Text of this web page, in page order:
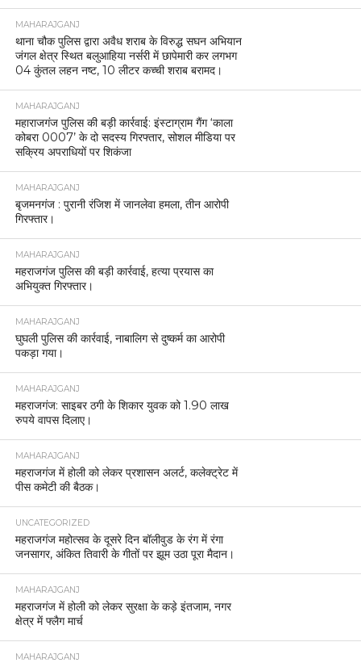
MAHARAJGANJ
थाना चौक पुलिस द्वारा अवैध शराब के विरुद्ध सघन अभियान
जंगल क्षेत्र स्थित बलुआहिया नर्सरी में छापेमारी कर लगभग
04 कुंतल लहन नष्ट, 10 लीटर कच्ची शराब बरामद।
MAHARAJGANJ
महाराजगंज पुलिस की बड़ी कार्रवाई: इंस्टाग्राम गैंग ‘काला
कोबरा 0007’ के दो सदस्य गिरफ्तार, सोशल मीडिया पर
सक्रिय अपराधियों पर शिकंजा
MAHARAJGANJ
बृजमनगंज : पुरानी रंजिश में जानलेवा हमला, तीन आरोपी
गिरफ्तार।
MAHARAJGANJ
महराजगंज पुलिस की बड़ी कार्रवाई, हत्या प्रयास का
अभियुक्त गिरफ्तार।
MAHARAJGANJ
घुघली पुलिस की कार्रवाई, नाबालिग से दुष्कर्म का आरोपी
पकड़ा गया।
MAHARAJGANJ
महराजगंज: साइबर ठगी के शिकार युवक को 1.90 लाख
रुपये वापस दिलाए।
MAHARAJGANJ
महराजगंज में होली को लेकर प्रशासन अलर्ट, कलेक्ट्रेट में
पीस कमेटी की बैठक।
UNCATEGORIZED
महराजगंज महोत्सव के दूसरे दिन बॉलीवुड के रंग में रंगा
जनसागर, अंकित तिवारी के गीतों पर झूम उठा पूरा मैदान।
MAHARAJGANJ
महराजगंज में होली को लेकर सुरक्षा के कड़े इंतजाम, नगर
क्षेत्र में फ्लैग मार्च
MAHARAJGANJ